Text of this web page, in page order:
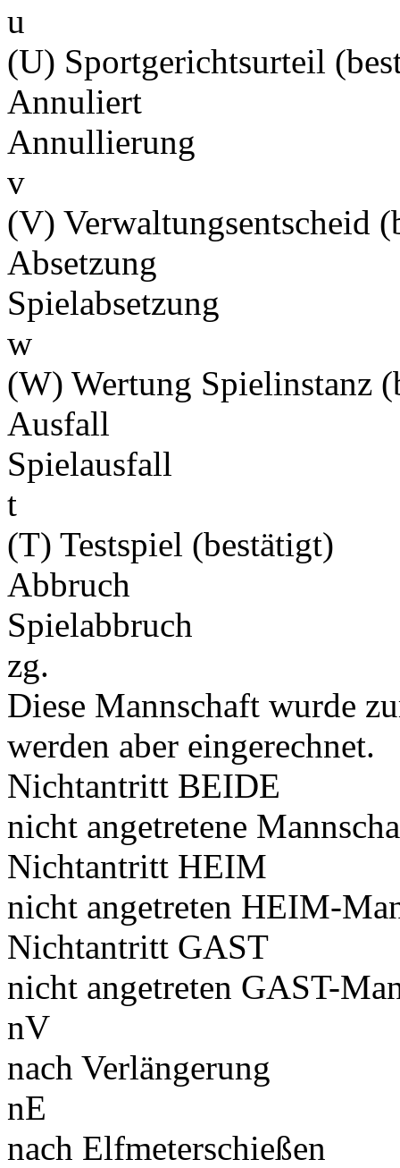
u
(U) Sportgerichtsurteil
Annuliert
Annullierung
v
(V) Verwaltungsentscheid
Absetzung
Spielabsetzung
w
(W) Wertung Spielinstanz
Ausfall
Spielausfall
t
(T) Testspiel (bestätigt)
Abbruch
Spielabbruch
zg.
Diese Mannschaft wurde
werden aber eingerechnet.
Nichtantritt BEIDE
nicht angetretene
Nichtantritt HEIM
nicht angetreten HEIM-
Nichtantritt GAST
nicht angetreten GAST-
nV
nach Verlängerung
nE
nach Elfmeterschießen